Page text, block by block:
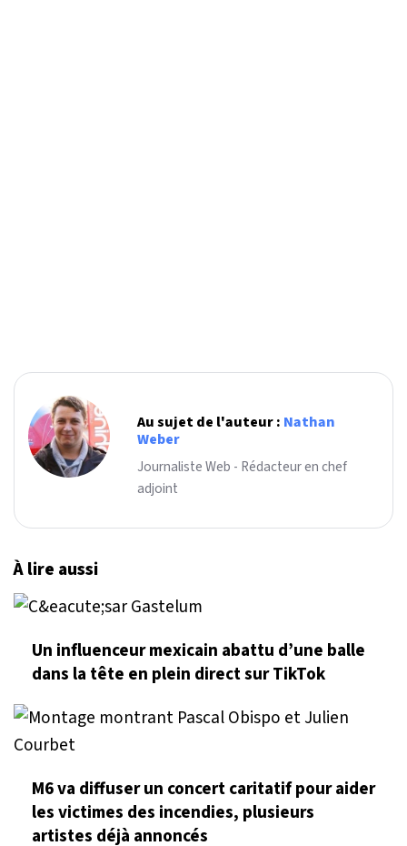
Au sujet de l'auteur : Nathan
Weber
Journaliste Web - Rédacteur en chef
adjoint
À lire aussi
Un influenceur mexicain abattu d’une balle
dans la tête en plein direct sur TikTok
M6 va diffuser un concert caritatif pour aider
les victimes des incendies, plusieurs
artistes déjà annoncés